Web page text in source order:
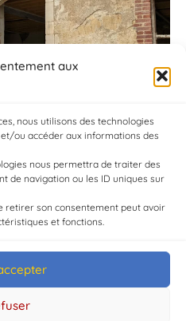
aux
nous utilisons des technologies
ou accéder aux informations des
nous permettra de traiter des
de navigation ou les ID uniques sur
retirer son consentement peut avoir
et fonctions.
2024] | Tous droits réservés.
WEB3-DESIGN